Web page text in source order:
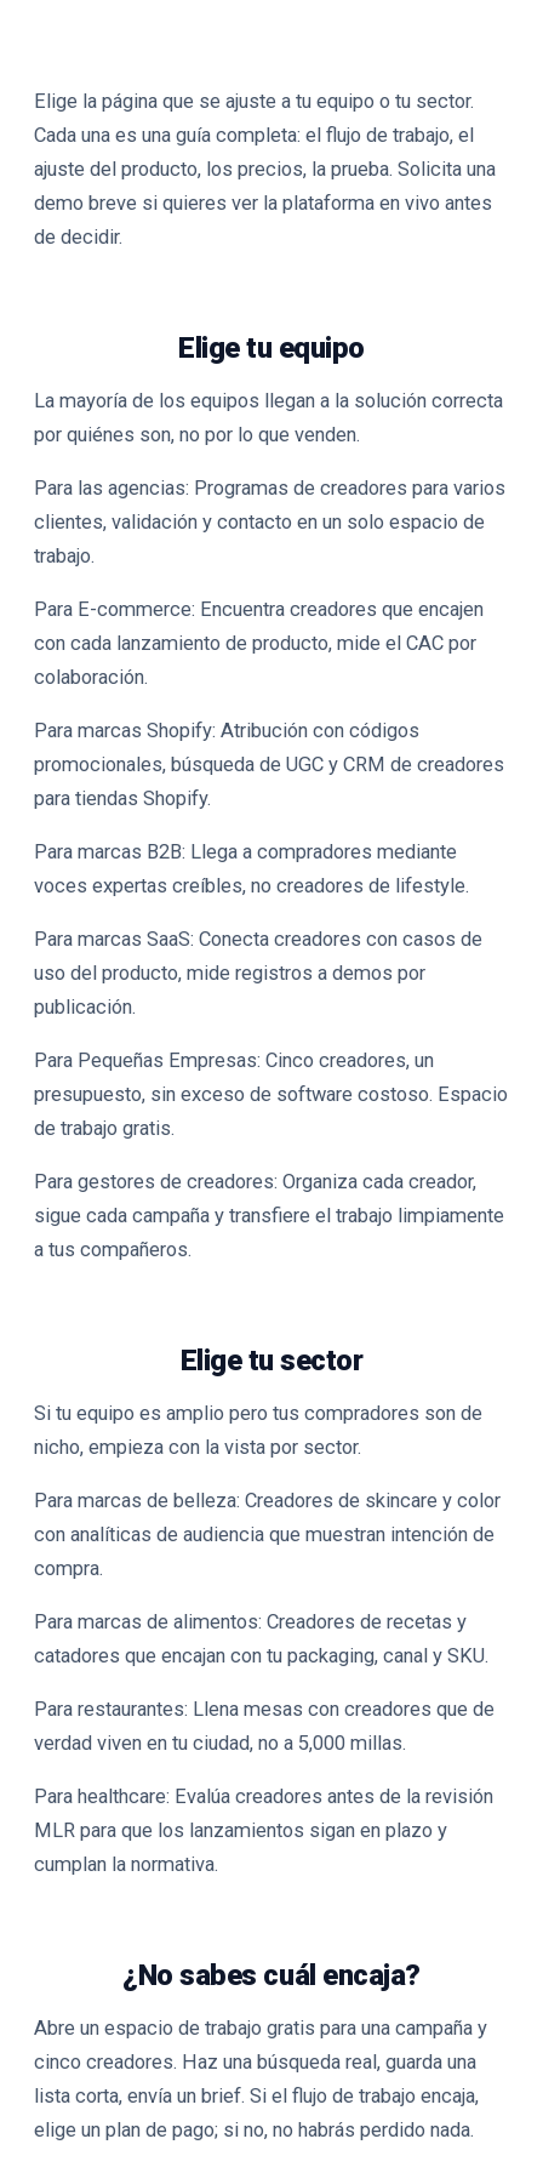
Elige la página que se ajuste a tu equipo o tu sector.
Cada una es una guía completa: el flujo de trabajo, el
ajuste del producto, los precios, la prueba. Solicita una
demo breve si quieres ver la plataforma en vivo antes
de decidir.
Elige tu equipo
La mayoría de los equipos llegan a la solución correcta
por quiénes son, no por lo que venden.
Para las agencias: Programas de creadores para varios
clientes, validación y contacto en un solo espacio de
trabajo.
Para E-commerce: Encuentra creadores que encajen
con cada lanzamiento de producto, mide el CAC por
colaboración.
Para marcas Shopify: Atribución con códigos
promocionales, búsqueda de UGC y CRM de creadores
para tiendas Shopify.
Para marcas B2B: Llega a compradores mediante
voces expertas creíbles, no creadores de lifestyle.
Para marcas SaaS: Conecta creadores con casos de
uso del producto, mide registros a demos por
publicación.
Para Pequeñas Empresas: Cinco creadores, un
presupuesto, sin exceso de software costoso. Espacio
de trabajo gratis.
Para gestores de creadores: Organiza cada creador,
sigue cada campaña y transfiere el trabajo limpiamente
a tus compañeros.
Elige tu sector
Si tu equipo es amplio pero tus compradores son de
nicho, empieza con la vista por sector.
Para marcas de belleza: Creadores de skincare y color
con analíticas de audiencia que muestran intención de
compra.
Para marcas de alimentos: Creadores de recetas y
catadores que encajan con tu packaging, canal y SKU.
Para restaurantes: Llena mesas con creadores que de
verdad viven en tu ciudad, no a 5,000 millas.
Para healthcare: Evalúa creadores antes de la revisión
MLR para que los lanzamientos sigan en plazo y
cumplan la normativa.
¿No sabes cuál encaja?
Abre un espacio de trabajo gratis para una campaña y
cinco creadores. Haz una búsqueda real, guarda una
lista corta, envía un brief. Si el flujo de trabajo encaja,
elige un plan de pago; si no, no habrás perdido nada.